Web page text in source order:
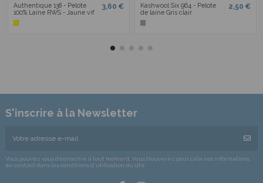
Authentique 138 - Pelote
100% Laine RWS - Jaune vif
3,60 €
Kashwool Six 964 - Pelote
de laine Gris clair
2,50 €
S'inscrire à la Newsletter
Vous pouvez vous désinscrire à tout moment. Vous trouverez pour cela nos informations
de contact dans les conditions d'utilisation du site.